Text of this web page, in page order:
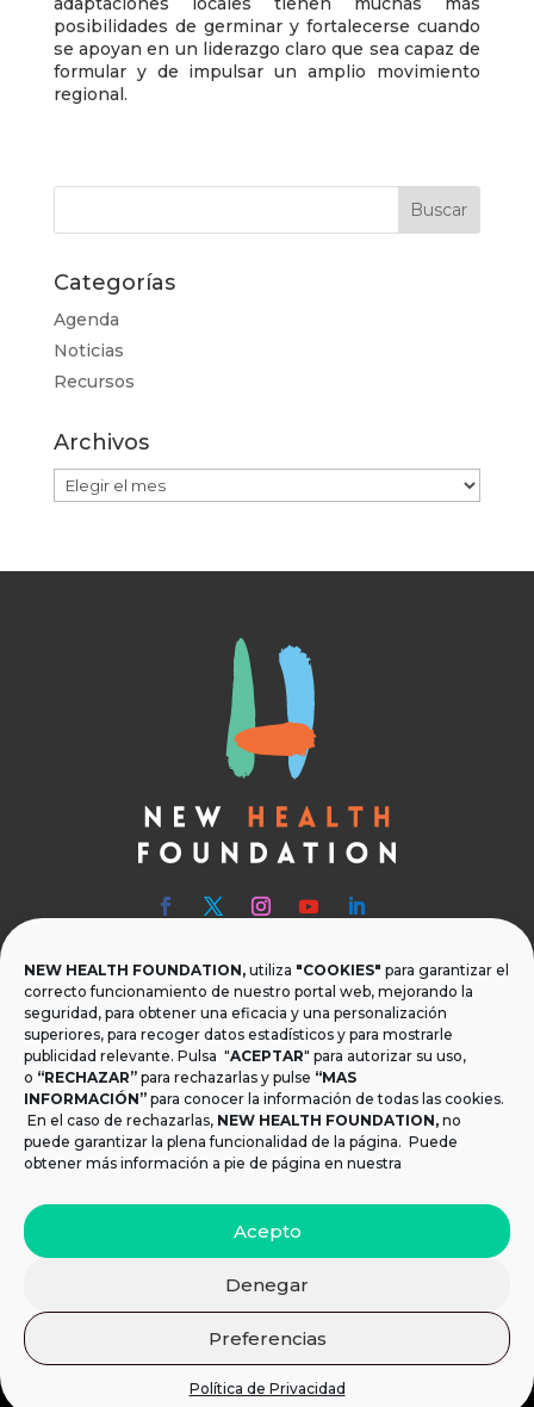
NEW HEALTH FOUNDATION, utiliza "COOKIES" para garantizar el
correcto funcionamiento de nuestro portal web, mejorando la
seguridad, para obtener una eficacia y una personalización
superiores, para recoger datos estadísticos y para mostrarle
publicidad relevante. Pulsa "ACEPTAR" para autorizar su uso,
o “RECHAZAR” para rechazarlas y pulse “MAS
INFORMACIÓN” para conocer la información de todas las cookies.
En el caso de rechazarlas, NEW HEALTH FOUNDATION, no
puede garantizar la plena funcionalidad de la página. Puede
obtener más información a pie de página en nuestra
Acepto
Denegar
Preferencias
Política de Privacidad
posibilidades de germinar y fortalecerse cuando
se apoyan en un liderazgo claro que sea capaz de
formular y de impulsar un amplio movimiento
regional.
Categorías
Agenda
Noticias
Recursos
Archivos
Archivos
 Teléfono
T.+34 954 219 597
 Dónde estamos
Calle Monsalves 35 Local 2. 41001, Sevilla.
España
 Email
info@newhealthfoundation.org
Aviso legal y Política de Privacidad|Política de
cookies
© 2021 New Health Foundation. Todos los derechos
reservados.